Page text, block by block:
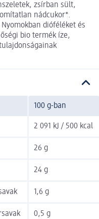
zsírban sült,
nádcukor*.
dióféléket és
bio termék íze,
100 g-ban
2 091 kJ / 500 kcal
26 g
24 g
1,6 g
0,5 g